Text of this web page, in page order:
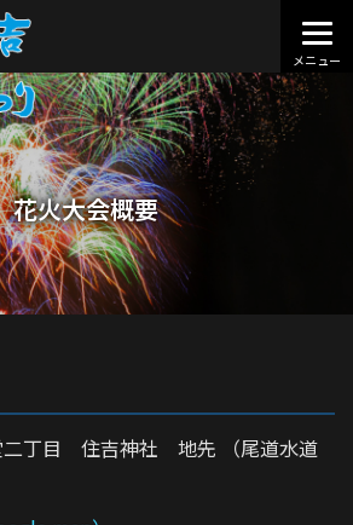
花火大会概要
丁目 住吉神社 地先 （尾道水道